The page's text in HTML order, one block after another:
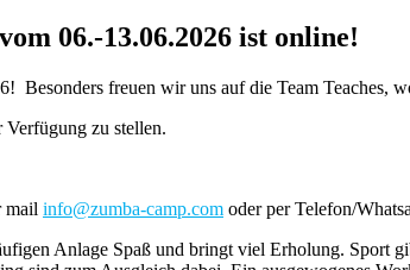
06.-13.06.2026 ist online!
freuen wir uns auf die Team Teaches,
zu stellen.
mail info@zumba-camp.com oder per Telefon/
Anlage Spaß und bringt viel Erholung. Sport